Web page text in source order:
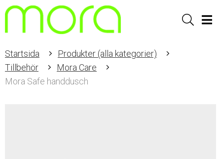
Sök
Startsida
Produkter (alla kategorier)
Tillbehör
Mora Care
Mora Safe handdusch